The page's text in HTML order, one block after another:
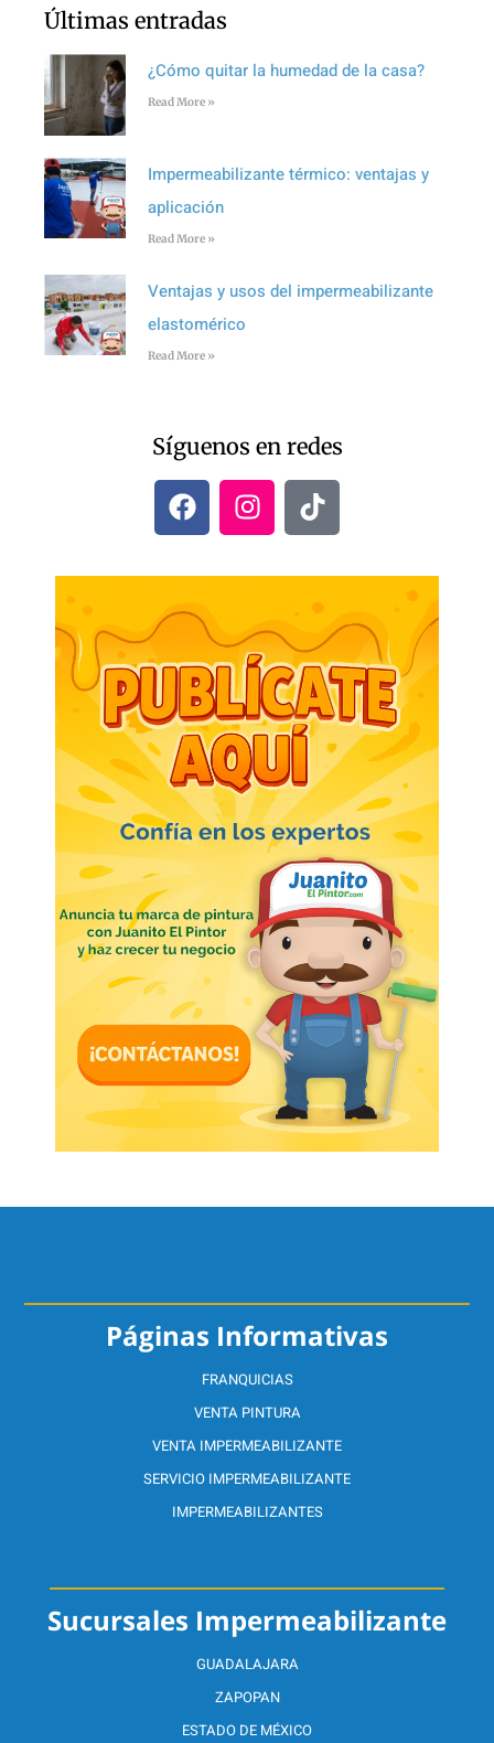
Últimas entradas
¿Cómo quitar la humedad de la casa?
Read More »
Impermeabilizante térmico: ventajas y
aplicación
Read More »
Ventajas y usos del impermeabilizante
elastomérico
Read More »
Síguenos en redes
Sucursales Impermeabilizante
GUADALAJARA
ZAPOPAN
ESTADO DE MÉXICO
Páginas Informativas
FRANQUICIAS
VENTA PINTURA
VENTA IMPERMEABILIZANTE
SERVICIO IMPERMEABILIZANTE
IMPERMEABILIZANTES